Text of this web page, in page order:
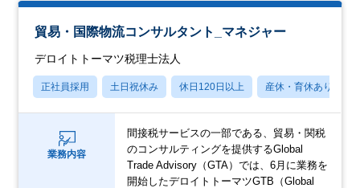
貿易・国際物流コンサルタント_マネジャー
デロイトトーマツ税理士法人
正社員採用 土日祝休み 休日120日以上 産休・育休あり
業務内容
間接税サービスの一部である、貿易・関税
のコンサルティングを提供するGlobal
Trade Advisory（GTA）では、6月に業務を
開始したデロイトトーマツGTB（Global